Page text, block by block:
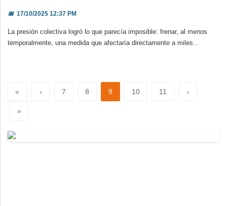
📅17/10/2025 12:37 PM
La presión colectiva logró lo que parecía imposible: frenar, al menos
temporalmente, una medida que afectaría directamente a miles...
« ‹ 7 8 9 10 11 ›
»